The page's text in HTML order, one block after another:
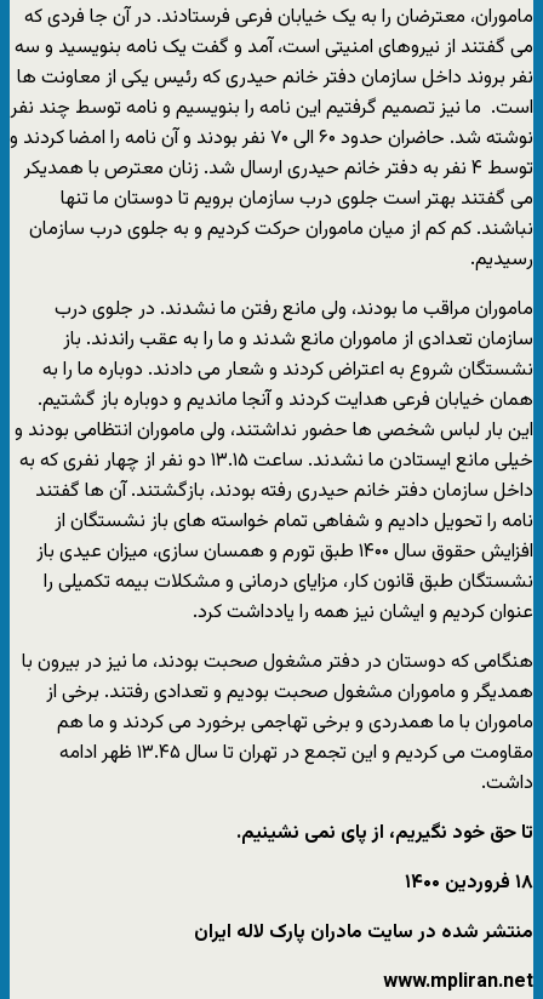
ماموران، معترضان را به یک خیابان فرعی فرستادند. در آن جا فردی که
می گفتند از نیروهای امنیتی است، آمد و گفت یک نامه بنویسید و سه
نفر بروند داخل سازمان دفتر خانم حیدری که رئیس یکی از معاونت ها
است. ما نیز تصمیم گرفتیم این نامه را بنویسیم و نامه توسط چند نفر
نوشته شد. حاضران حدود ۶۰ الی ۷۰ نفر بودند و آن نامه را امضا کردند و
توسط ۴ نفر به دفتر خانم حیدری ارسال شد. زنان معترص با همدیکر
می گفتند بهتر است جلوی درب سازمان برویم تا دوستان ما تنها
نباشند. کم کم از میان ماموران حرکت کردیم و به جلوی درب سازمان
رسیدیم.
ماموران مراقب ما بودند، ولی مانع رفتن ما نشدند. در جلوی درب
سازمان تعدادی از ماموران مانع شدند و ما را به عقب راندند. باز
نشستگان شروع به اعتراض کردند و شعار می دادند. دوباره ما را به
همان خیابان فرعی هدایت کردند و آنجا ماندیم و دوباره باز گشتیم.
این بار لباس شخصی ها حضور نداشتند، ولی ماموران انتظامی بودند و
خیلی مانع ایستادن ما نشدند. ساعت ۱۳.۱۵ دو نفر از چهار نفری که به
داخل سازمان دفتر خانم حیدری رفته بودند، بازگشتند. آن ها گفتند
نامه را تحویل دادیم و شفاهی تمام خواسته های باز نشستگان از
افزایش حقوق سال ۱۴۰۰ طبق تورم و همسان سازی، میزان عیدی باز
نشستگان طبق قانون کار، مزایای درمانی و مشکلات بیمه تکمیلی را
عنوان کردیم و ایشان نیز همه را یادداشت کرد.
هنگامی که دوستان در دفتر مشغول صحبت بودند، ما نیز در بیرون با
همدیگر و ماموران مشغول صحبت بودیم و تعدادی رفتند. برخی از
ماموران با ما همدردی و برخی تهاجمی برخورد می کردند و ما هم
مقاومت می کردیم و این تجمع در تهران تا سال ۱۳.۴۵ ظهر ادامه
داشت.
تا حق خود نگیریم، از پای نمی نشینیم.
۱۸ فروردین ۱۴۰۰
منتشر شده در سایت مادران پارک لاله ایران
www.mpliran.net